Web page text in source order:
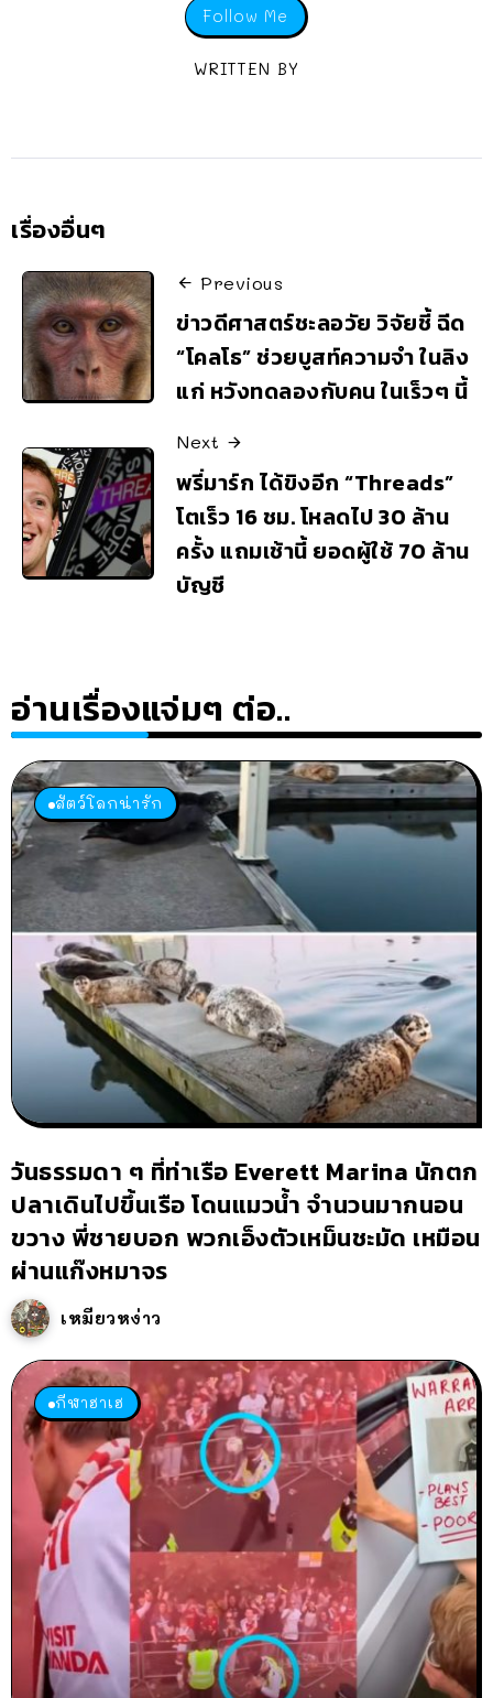
Follow Me
WRITTEN BY
เรื่องอื่นๆ
Previous
ข่าวดีศาสตร์ชะลอวัย วิจัยชี้ ฉีด
“โคลโธ” ช่วยบูสท์ความจำ ในลิง
แก่ หวังทดลองกับคน ในเร็วๆ นี้
Next
พรี่มาร์ก ได้ขิงอีก “Threads”
โตเร็ว 16 ชม. โหลดไป 30 ล้าน
ครั้ง แถมเช้านี้ ยอดผู้ใช้ 70 ล้าน
บัญชี
อ่านเรื่องแจ่มๆ ต่อ..
สัตว์โลกน่ารัก
วันธรรมดา ๆ ที่ท่าเรือ Everett Marina นักตก
ปลาเดินไปขึ้นเรือ โดนแมวน้ำ จำนวนมากนอน
ขวาง พี่ชายบอก พวกเอ็งตัวเหม็นชะมัด เหมือน
ผ่านแก๊งหมาจร
เหมียวหง่าว
กีฬาฮาเฮ